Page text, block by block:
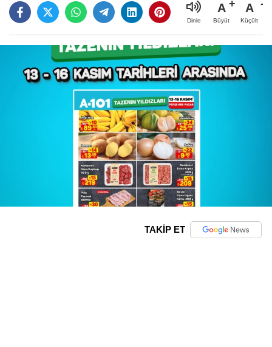
Dinle
A
Büyüt
A
Küçült
TAKİP ET